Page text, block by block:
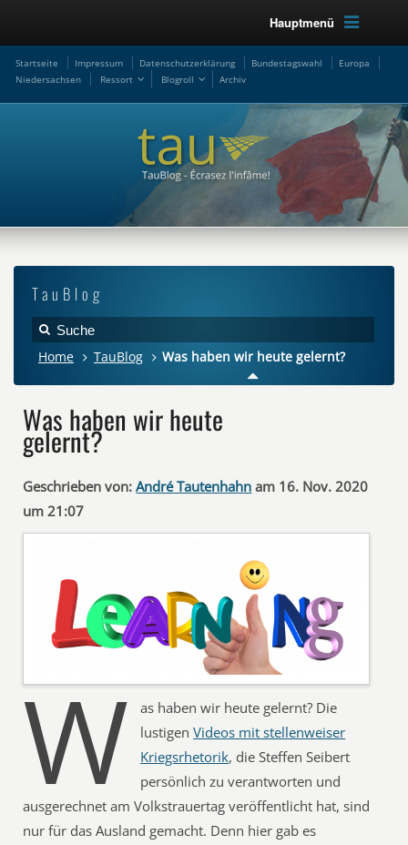
Hauptmenü
Startseite Impressum Datenschutzerklärung Bundestagswahl
Europa
Niedersachsen
Ressort Blogroll Archiv
TauBlog
Home TauBlog Was haben wir heute gelernt?
Was haben wir heute
gelernt?
Geschrieben von: André Tautenhahn am 16. Nov. 2020
um 21:07
W
as haben wir heute gelernt? Die
lustigenVideos mit stellenweiser
Kriegsrhetorik, die Steffen Seibert
persönlich zu verantworten und
ausgerechnet am Volkstrauertag veröffentlicht hat, sind
nur für das Ausland gemacht. Denn hier gab es